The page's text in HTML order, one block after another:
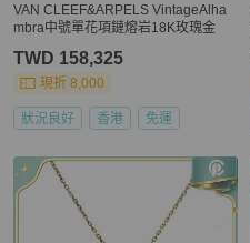
VAN CLEEF&ARPELS VintageAlha
mbra中號單花項鏈熔岩18K玫瑰金
TWD 158,325
現折 8,000
狀況良好 香港 免運